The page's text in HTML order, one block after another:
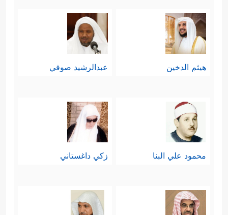
هيثم الدخين عبدالرشيد صوفي
محمود علي البنا زكي داغستاني